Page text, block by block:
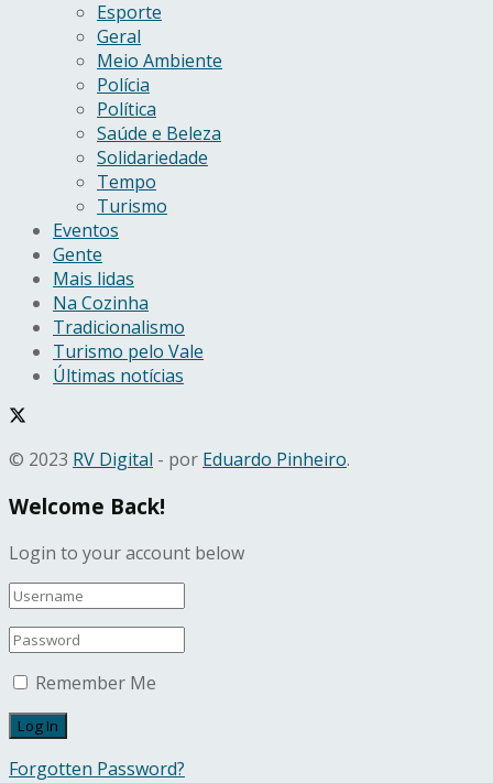
Esporte
Geral
Meio Ambiente
Polícia
Política
Saúde e Beleza
Solidariedade
Tempo
Turismo
Eventos
Gente
Mais lidas
Na Cozinha
Tradicionalismo
Turismo pelo Vale
Últimas notícias
© 2023 RV Digital - por Eduardo Pinheiro.
Welcome Back!
Login to your account below
Remember Me
Forgotten Password?